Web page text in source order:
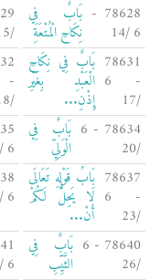
78628 -
6 /14
بَابٌ فِي
نِكَاحِ الْمُتْعَةِ /15
78631
- 6
/17
بَابٌ فِي نِكَاحِ
الْعَبْدِ بِغَيْرِ
إِذْنِ... /18
78634 - 6
/20
بَابٌ فِي
الْوَلِيِّ 6 /21
78637
- 6
/23
بَابُ قَوْلِهِ تَعَالَى
لَا يَحِلُّ لَكُمْ
أَنْ...
6 /24
78640 - 6
/26
بَابٌ فِي
الثَّيِّبِ 6 /27